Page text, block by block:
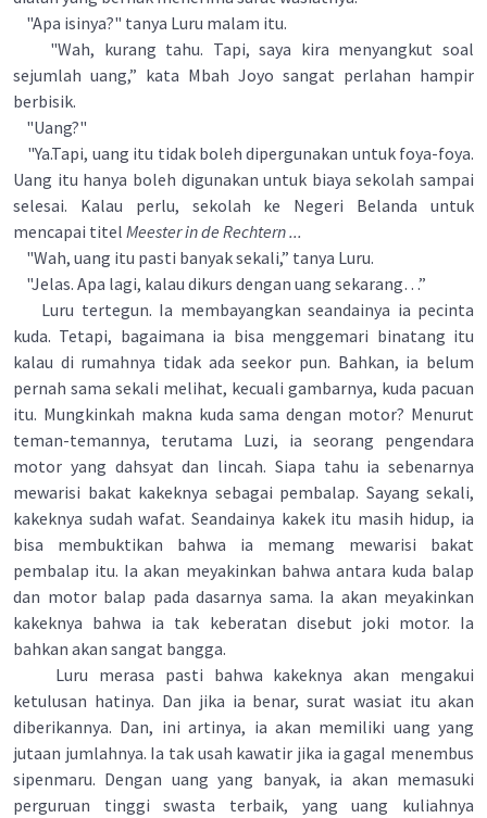
"Apa isinya?" tanya Luru malam itu.
"Wah, kurang tahu. Tapi, saya kira menyangkut soal
sejumlah uang,” kata Mbah Joyo sangat perlahan hampir
berbisik.
"Uang?"
"Ya.Tapi, uang itu tidak boleh dipergunakan untuk foya-foya.
Uang itu hanya boleh digunakan untuk biaya sekolah sampai
selesai. Kalau perlu, sekolah ke Negeri Belanda untuk
mencapai titel Meester in de Rechtern ...
"Wah, uang itu pasti banyak sekali,” tanya Luru.
"Jelas. Apa lagi, kalau dikurs dengan uang sekarang…”
Luru tertegun. Ia membayangkan seandainya ia pecinta
kuda. Tetapi, bagaimana ia bisa menggemari binatang itu
kalau di rumahnya tidak ada seekor pun. Bahkan, ia belum
pernah sama sekali melihat, kecuali gambarnya, kuda pacuan
itu. Mungkinkah makna kuda sama dengan motor? Menurut
teman-temannya, terutama Luzi, ia seorang pengendara
motor yang dahsyat dan lincah. Siapa tahu ia sebenarnya
mewarisi bakat kakeknya sebagai pembalap. Sayang sekali,
kakeknya sudah wafat. Seandainya kakek itu masih hidup, ia
bisa membuktikan bahwa ia memang mewarisi bakat
pembalap itu. Ia akan meyakinkan bahwa antara kuda balap
dan motor balap pada dasarnya sama. Ia akan meyakinkan
kakeknya bahwa ia tak keberatan disebut joki motor. Ia
bahkan akan sangat bangga.
Luru merasa pasti bahwa kakeknya akan mengakui
ketulusan hatinya. Dan jika ia benar, surat wasiat itu akan
diberikannya. Dan, ini artinya, ia akan memiliki uang yang
jutaan jumlahnya. Ia tak usah kawatir jika ia gagaI menembus
sipenmaru. Dengan uang yang banyak, ia akan memasuki
perguruan tinggi swasta terbaik, yang uang kuliahnya